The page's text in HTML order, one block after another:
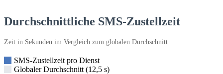
Durchschnittliche SMS-Zustellzeit
Zeit in Sekunden im Vergleich zum globalen Durchschnitt
SMS-Zustellzeit pro Dienst
Globaler Durchschnitt (12,5 s)